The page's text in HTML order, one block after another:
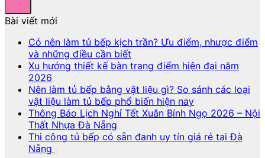
Bài viết mới
Có nên làm tủ bếp kịch trần? Ưu điểm, nhược điểm
và những điều cần biết
Xu hướng thiết kế bàn trang điểm hiện đại năm
2026
Nên làm tủ bếp bằng vật liệu gì? So sánh các loại
vật liệu làm tủ bếp phổ biến hiện nay
Thông Báo Lịch Nghỉ Tết Xuân Bính Ngọ 2026 – Nội
Thất Nhựa Đà Nẵng
Thi công tủ bếp có sẵn đanh uy tín giá rẻ tại Đà
Nẵng